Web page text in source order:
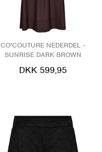
CO'COUTURE NEDERDEL -
SUNRISE DARK BROWN
DKK 599,95